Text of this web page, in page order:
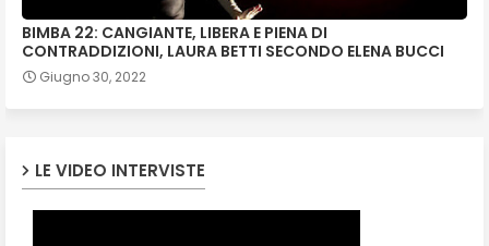
BIMBA 22: CANGIANTE, LIBERA E PIENA DI
CONTRADDIZIONI, LAURA BETTI SECONDO ELENA BUCCI
Giugno 30, 2022
LE VIDEO INTERVISTE